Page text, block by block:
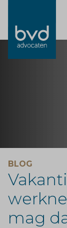
BLOG
mag